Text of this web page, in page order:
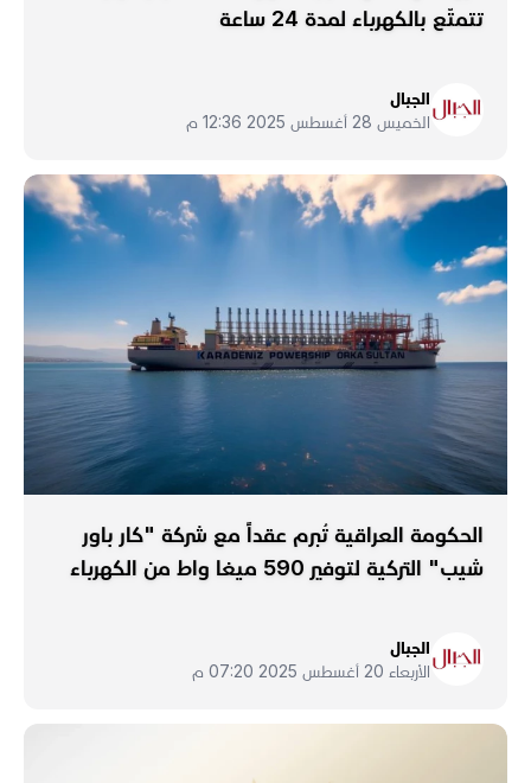
تتمتّع بالكهرباء لمدة 24 ساعة
الجبال
الخميس 28 أغسطس 2025 12:36 م
الحكومة العراقية تُبرم عقداً مع شركة "كار باور
شيب" التركية لتوفير 590 ميغا واط من الكهرباء
الجبال
الأربعاء 20 أغسطس 2025 07:20 م